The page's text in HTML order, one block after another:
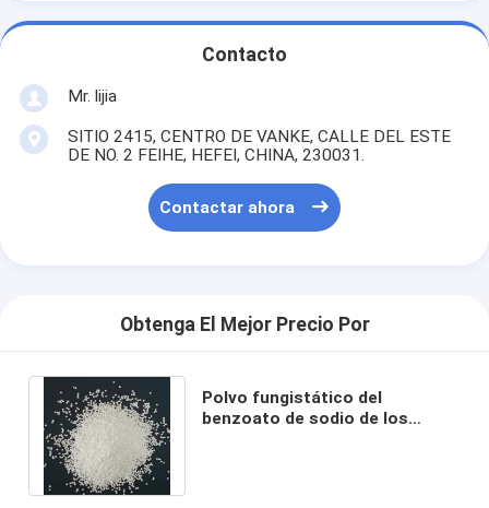
Contacto
Mr. lijia
SITIO 2415, CENTRO DE VANKE, CALLE DEL ESTE
DE NO. 2 FEIHE, HEFEI, CHINA, 230031.
Contactar ahora
Obtenga El Mejor Precio Por
Polvo fungistático del
benzoato de sodio de los